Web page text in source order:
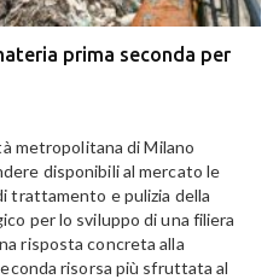
prima seconda per
metropolitana di Milano
disponibili al mercato le
trattamento e pulizia della
per lo sviluppo di una filiera
risposta concreta alla
risorsa più sfruttata al